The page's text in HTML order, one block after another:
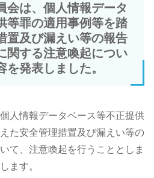
会は、個人情報データ
等罪の適用事例等を踏
置及び漏えい等の報告
関する注意喚起につい
を発表しました。
人情報データベース等不正提供
た安全管理措置及び漏えい等の
て、注意喚起を行うこととしま
ます。